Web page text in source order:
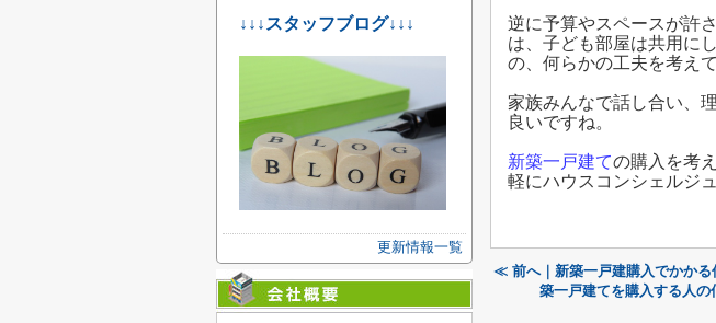
逆に予算やスペースが許
は、子ども部屋は共用に
の、何らかの工夫を考え
家族みんなで話し合い、
良いですね。
新築一戸建ての購入を考
軽にハウスコンシェルジ
≪ 前へ｜新築一戸建購入でかかる
築一戸建てを購入する人
↓↓↓スタッフブログ↓↓↓
更新情報一覧